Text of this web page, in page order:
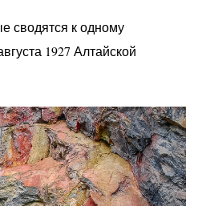
сводятся к одному
1927 Алтайской